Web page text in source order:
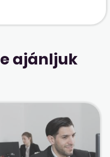
ajánljuk